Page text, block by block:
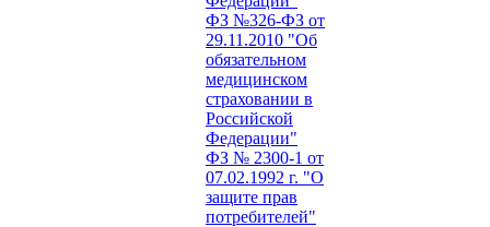
ФЗ №326-ФЗ от
29.11.2010 "Об
обязательном
медицинском
страховании в
Российской
Федерации"
ФЗ № 2300-1 от
07.02.1992 г. "О
защите прав
потребителей"